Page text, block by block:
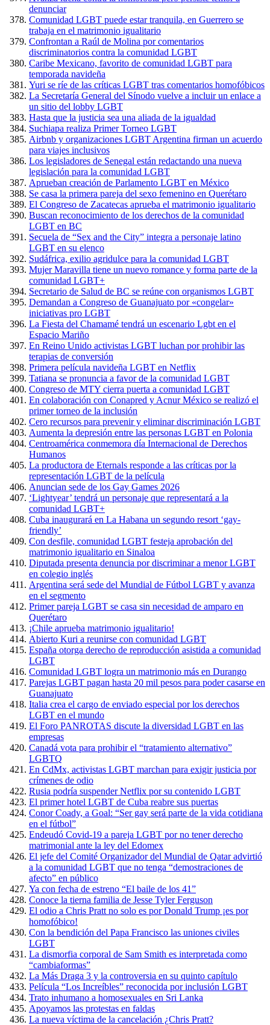
denunciar
Comunidad LGBT puede estar tranquila, en Guerrero se
trabaja en el matrimonio igualitario
Confrontan a Raúl de Molina por comentarios
discriminatorios contra la comunidad LGBT
Caribe Mexicano, favorito de comunidad LGBT para
temporada navideña
Yuri se ríe de las críticas LGBT tras comentarios homofóbicos
La Secretaría General del Sínodo vuelve a incluir un enlace a
un sitio del lobby LGBT
Hasta que la justicia sea una aliada de la igualdad
Suchiapa realiza Primer Torneo LGBT
Airbnb y organizaciones LGBT Argentina firman un acuerdo
para viajes inclusivos
Los legisladores de Senegal están redactando una nueva
legislación para la comunidad LGBT
Aprueban creación de Parlamento LGBT en México
Se casa la primera pareja del sexo femenino en Querétaro
El Congreso de Zacatecas aprueba el matrimonio igualitario
Buscan reconocimiento de los derechos de la comunidad
LGBT en BC
Secuela de “Sex and the City” integra a personaje latino
LGBT en su elenco
Sudáfrica, exilio agridulce para la comunidad LGBT
Mujer Maravilla tiene un nuevo romance y forma parte de la
comunidad LGBT+
Secretario de Salud de BC se reúne con organismos LGBT
Demandan a Congreso de Guanajuato por «congelar»
iniciativas pro LGBT
La Fiesta del Chamamé tendrá un escenario Lgbt en el
Espacio Mariño
En Reino Unido activistas LGBT luchan por prohibir las
terapias de conversión
Primera película navideña LGBT en Netflix
Tatiana se pronuncia a favor de la comunidad LGBT
Congreso de MTY cierra puerta a comunidad LGBT
En colaboración con Conapred y Acnur México se realizó el
primer torneo de la inclusión
Cero recursos para prevenir y eliminar discriminación LGBT
Aumenta la depresión entre las personas LGBT en Polonia
Centroamérica conmemora día Internacional de Derechos
Humanos
La productora de Eternals responde a las críticas por la
representación LGBT de la película
Anuncian sede de los Gay Games 2026
‘Lightyear’ tendrá un personaje que representará a la
comunidad LGBT+
Cuba inaugurará en La Habana un segundo resort ‘gay-
friendly’
Con desfile, comunidad LGBT festeja aprobación del
matrimonio igualitario en Sinaloa
Diputada presenta denuncia por discriminar a menor LGBT
en colegio inglés
Argentina será sede del Mundial de Fútbol LGBT y avanza
en el segmento
Primer pareja LGBT se casa sin necesidad de amparo en
Querétaro
¡Chile aprueba matrimonio igualitario!
Abierto Kuri a reunirse con comunidad LGBT
España otorga derecho de reproducción asistida a comunidad
LGBT
Comunidad LGBT logra un matrimonio más en Durango
Parejas LGBT pagan hasta 20 mil pesos para poder casarse en
Guanajuato
Italia crea el cargo de enviado especial por los derechos
LGBT en el mundo
El Foro PANROTAS discute la diversidad LGBT en las
empresas
Canadá vota para prohibir el “tratamiento alternativo”
LGBTQ
En CdMx, activistas LGBT marchan para exigir justicia por
crímenes de odio
Rusia podría suspender Netflix por su contenido LGBT
El primer hotel LGBT de Cuba reabre sus puertas
Conor Coady, a Goal: “Ser gay será parte de la vida cotidiana
en el fútbol”
Endeudó Covid-19 a pareja LGBT por no tener derecho
matrimonial ante la ley del Edomex
El jefe del Comité Organizador del Mundial de Qatar advirtió
a la comunidad LGBT que no tenga “demostraciones de
afecto” en público
Ya con fecha de estreno “El baile de los 41”
Conoce la tierna familia de Jesse Tyler Ferguson
El odio a Chris Pratt no solo es por Donald Trump ¡es por
homofóbico!
Con la bendición del Papa Francisco las uniones civiles
LGBT
La dismorfia corporal de Sam Smith es interpretada como
“cambiaformas”
La Más Draga 3 y la controversia en su quinto capítulo
Película “Los Increíbles” reconocida por inclusión LGBT
Trato inhumano a homosexuales en Sri Lanka
Apoyamos las protestas en faldas
La nueva víctima de la cancelación ¿Chris Pratt?